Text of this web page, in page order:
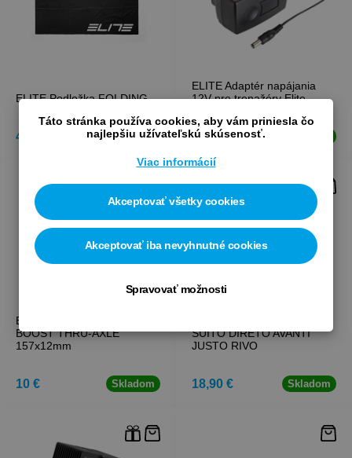
Táto stránka používa cookies, aby vám priniesla čo
najlepšiu užívateľskú skúsenosť.
Viac informácií
Akceptovať všetky cookies
Akceptovať iba nevyhnutné cookies
Spravovať možnosti
ELITE Podložka FOLDING
42,50 € Skladom
ELITE Adaptér napájania
12V pre trenažéry Elite
39,90 €
ELITE Adaptér SUPER
BOOST THRU-AXLE
157x12mm
10 € Skladom
SUITO DIRETO AVANTI
JUSTO RIVO
18,90 € Skladom